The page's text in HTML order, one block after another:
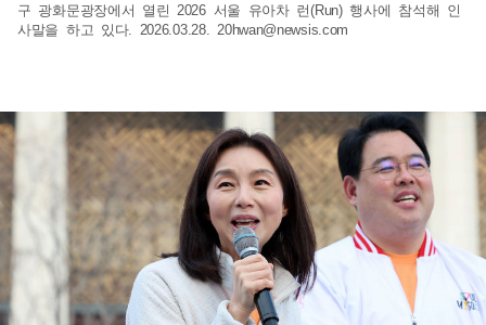
구 광화문광장에서 열린 2026 서울 유아차 런(Run) 행사에 참석해 인
사말을 하고 있다. 2026.03.28. 20hwan@newsis.com